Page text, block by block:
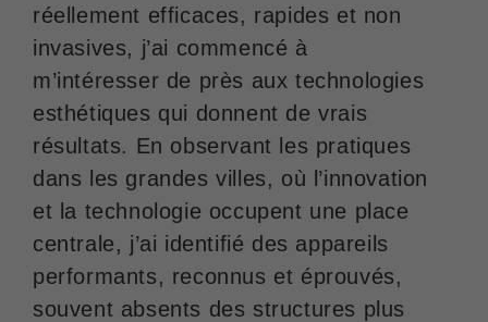
réellement efficaces, rapides et non
invasives, j’ai commencé à
m’intéresser de près aux technologies
esthétiques qui donnent de vrais
résultats. En observant les pratiques
dans les grandes villes, où l’innovation
et la technologie occupent une place
centrale, j’ai identifié des appareils
performants, reconnus et éprouvés,
souvent absents des structures plus